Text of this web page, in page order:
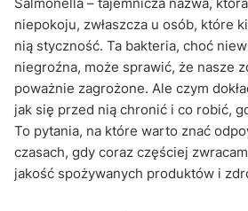
Podsumowanie
niepokoju, zwłaszcza u osób, które
nią styczność. Ta bakteria, choć
niegroźna, może sprawić, że nasze
poważnie zagrożone. Ale czym
jak się przed nią chronić i co robić,
To pytania, na które warto znać
czasach, gdy coraz częściej
jakość spożywanych produktów i